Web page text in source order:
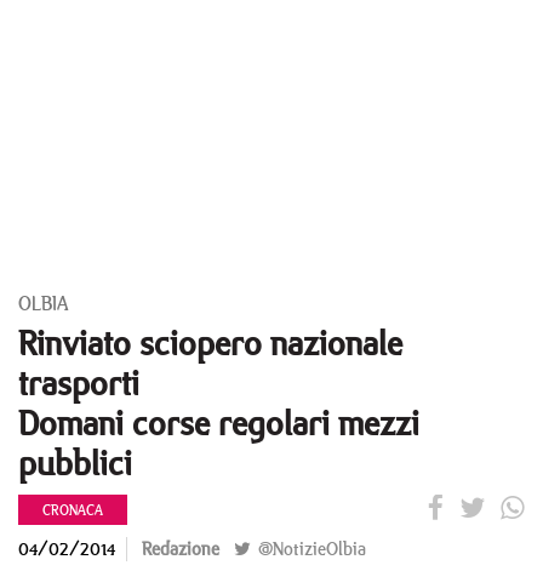
OLBIA
Rinviato sciopero nazionale
trasporti
Domani corse regolari mezzi
pubblici
CRONACA
04/02/2014 Redazione @NotizieOlbia